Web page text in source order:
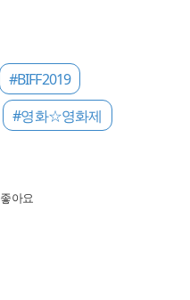
#BIFF2019
#영화☆영화제
좋아요